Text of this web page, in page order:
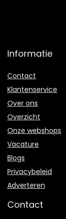
Informatie
Contact
Klantenservice
Over ons
Overzicht
Onze webshops
Vacature
Blogs
Privacybeleid
Adverteren
Contact